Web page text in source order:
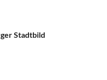
Stadtbild